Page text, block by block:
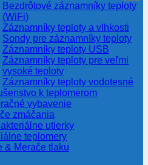
Bezdrôtové záznamníky teploty
(WiFi)
Záznamníky teploty a vlhkosti
Sondy pre záznamníky teploty
Záznamníky teploty USB
Záznamníky teploty pre veľmi
vysoké teploty
Záznamníky teploty vodotesné
k teplomerom
vybavenie
zmáčania
utierky
teplomery
& Merače tlaku